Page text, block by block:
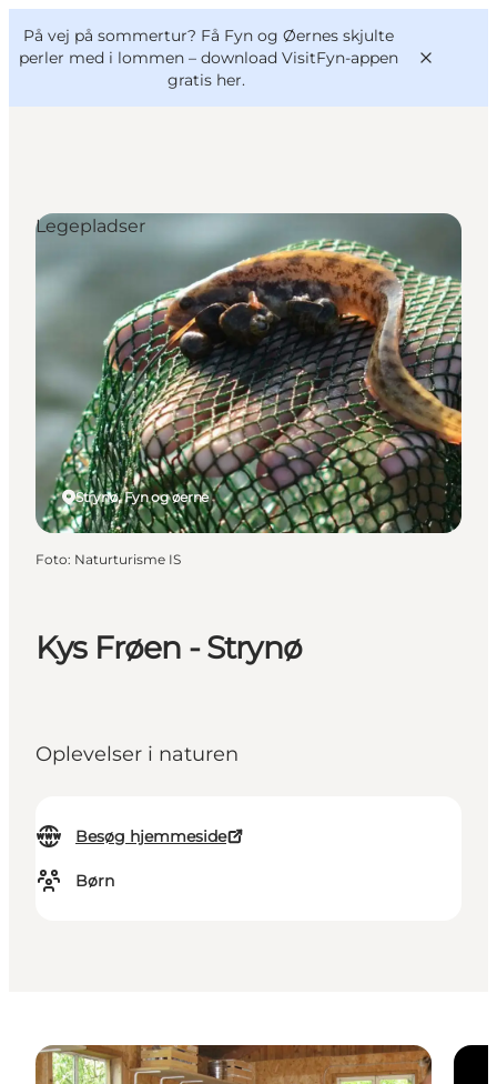
På vej på sommertur? Få Fyn og Øernes skjulte
perler med i lommen – download VisitFyn-appen
gratis her.
Oplevelser
Outdoor
Mad og drikke
Overnatning
Book lokale oplevelser
VisitFyn
Deutsch
Kys Frøen - Strynø
Oplevelser i naturen
Besøg hjemmeside
Børn
Strynø, Fyn og øerne
Legepladser
Foto: Naturturisme IS